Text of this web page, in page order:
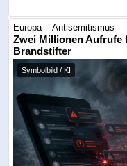
Europa -- Antisemitismus
Zwei Millionen Aufrufe
Brandstifter
Symbolbild / KI